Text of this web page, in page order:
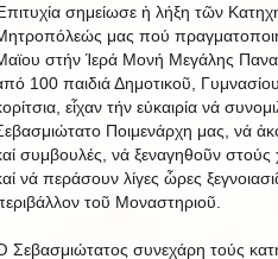
σημείωσε ἡ λήξη τῶν
μας πού
στήν Ἱερά Μονή Μεγάλης
100 παιδιά Δημοτικοῦ, Γυμνασίου
εἶχαν τήν εὐκαιρία νά
Ποιμενάρχη μας, νά
συμβουλές, νά ξεναγηθοῦν
νά περάσουν λίγες ὧρες
τοῦ Μοναστηριοῦ.
Σεβασμιώτατος συνεχάρη τούς